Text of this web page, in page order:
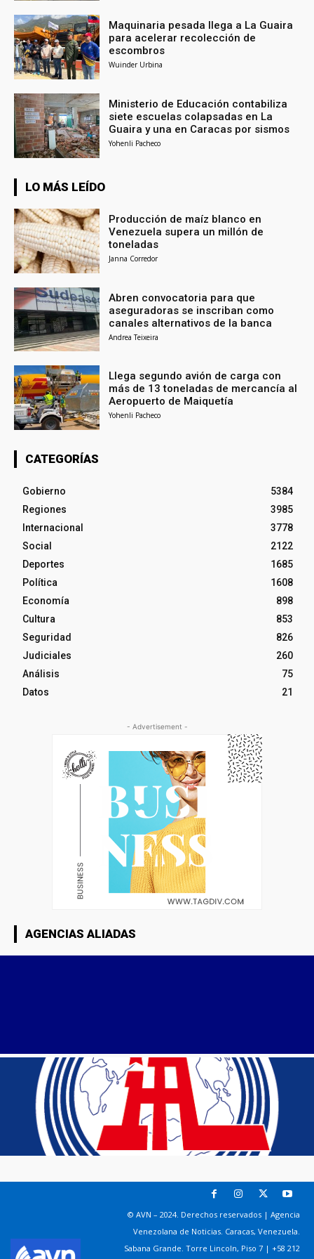
Maquinaria pesada llega a La Guaira
para acelerar recolección de
escombros
Wuinder Urbina
Ministerio de Educación contabiliza
siete escuelas colapsadas en La
Guaira y una en Caracas por sismos
Yohenli Pacheco
LO MÁS LEÍDO
Producción de maíz blanco en
Venezuela supera un millón de
toneladas
Janna Corredor
Abren convocatoria para que
aseguradoras se inscriban como
canales alternativos de la banca
Andrea Teixeira
Llega segundo avión de carga con
más de 13 toneladas de mercancía al
Aeropuerto de Maiquetía
Yohenli Pacheco
CATEGORÍAS
Gobierno
5384
Regiones
3985
Internacional
3778
Social
2122
Deportes
1685
Política
1608
Economía
898
Cultura
853
Seguridad
826
Judiciales
260
Análisis
75
Datos
21
- Advertisement -
AGENCIAS ALIADAS
© AVN – 2024. Derechos reservados | Agencia
Venezolana de Noticias. Caracas, Venezuela.
Sabana Grande. Torre Lincoln, Piso 7 | +58 212